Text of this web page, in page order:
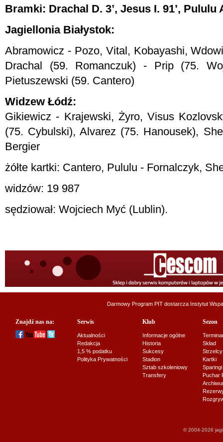
Bramki: Drachal D. 3’, Jesus I. 91’, Pululu
Jagiellonia Białystok:
Abramowicz - Pozo, Vital, Kobayashi,
Drachal (59. Romanczuk) - Prip (75.
Pietuszewski (59. Cantero)
Widzew Łódź:
Gikiewicz - Krajewski, Żyro, Visus
(75. Cybulski), Alvarez (75. Hanousek),
Bergier
żółte kartki: Cantero, Pululu - Fornalczyk,
widzów: 19 987
sędziował: Wojciech Myć (Lublin).
Darmowy Program PIT dostarcza Instytut
Znajdź nas na: Serwis
Aktualności
Redakcja
1,5 % podatku
Polityka Prywatności
Klub
Informacje ogólne
Historia
Sukcesy
Stadion
Sztab szkoleniowy
Transfery
Sezon
Skład
Strzelcy
Kartki
Sparingi
Puchar
© 2004-2026